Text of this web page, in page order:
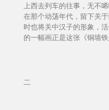
上西去列车的往事，无不
在那个动荡年代，留下关
时也将关中汉子的形象，
的一幅画正是这张《铜墙铁
二